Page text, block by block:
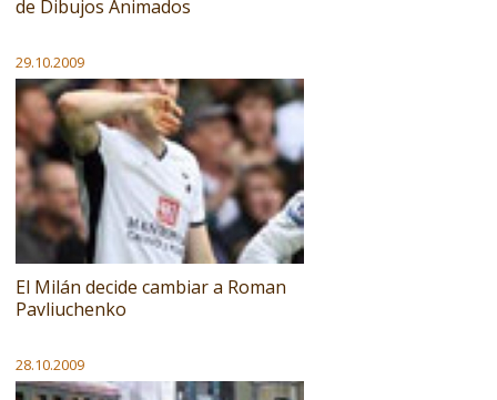
de Dibujos Animados
29.10.2009
El Milán decide cambiar a Roman
Pavliuchenko
28.10.2009